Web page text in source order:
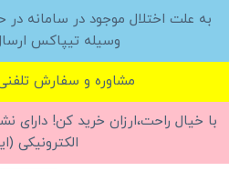
به علت اختلال موجود در سامانه
وسیله تیپاکس
مشاوره و سفارش
با خیال راحت،ارزان خرید کن! دارای
الکترونیکی